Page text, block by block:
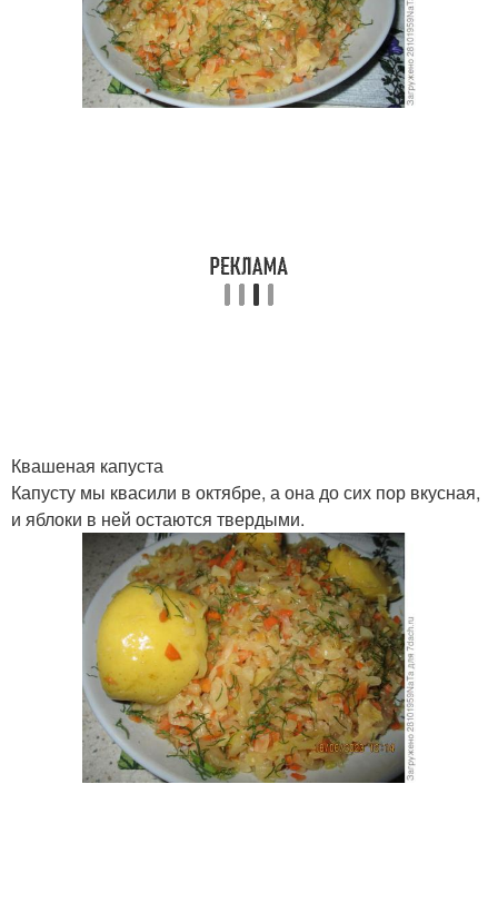
Квашеная капуста
Капусту мы квасили в октябре, а она до сих пор вкусная,
и яблоки в ней остаются твердыми.